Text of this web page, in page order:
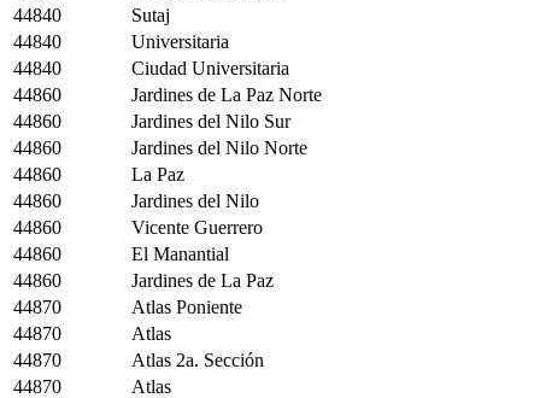
44840
Sutaj
44840
Universitaria
44840
Ciudad Universitaria
44860
Jardines de La Paz Norte
44860
Jardines del Nilo Sur
44860
Jardines del Nilo Norte
44860
La Paz
44860
Jardines del Nilo
44860
Vicente Guerrero
44860
El Manantial
44860
Jardines de La Paz
44870
Atlas Poniente
44870
Atlas
44870
Atlas 2a. Sección
44870
Atlas